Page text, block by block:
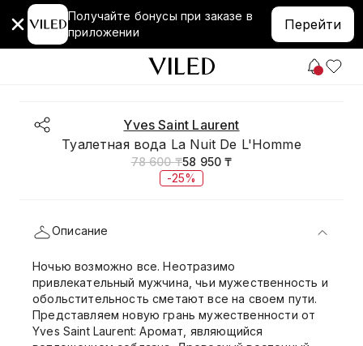
Получайте бонусы при заказе в
приложении
Перейти
Yves Saint Laurent
Туалетная вода La Nuit De L'Homme
78 600 ₸58 950 ₸
-25%
Описание
Ночью возможно все. Неотразимо
привлекательный мужчина, чьи мужественность и
обольстительность сметают все на своем пути.
Представляем новую грань мужественности от
Yves Saint Laurent: Аромат, являющийся